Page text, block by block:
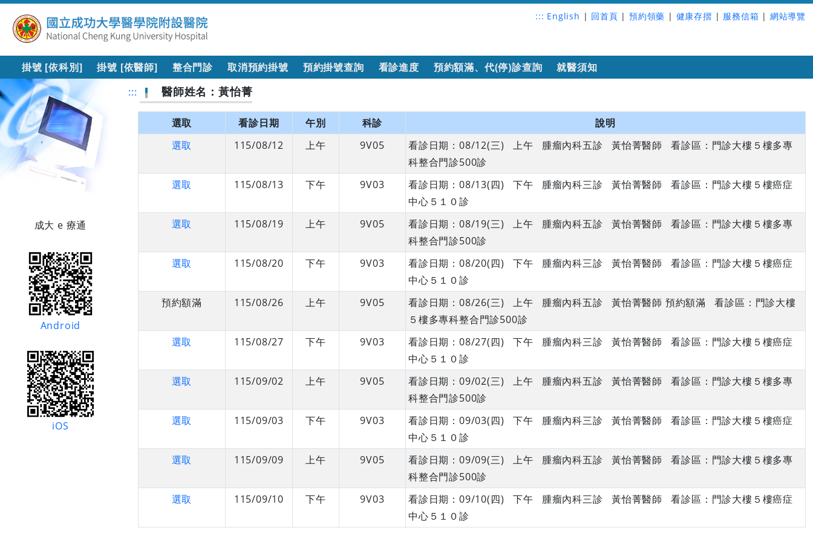
::: English | 回首頁 | 預約領藥 | 健康存摺 | 服務信箱 | 網站導覽
掛號 [依科別] 掛號 [依醫師] 整合門診 取消預約掛號 預約掛號查詢 看診進度 預約額滿、代(停)診查詢 就醫須知
成大 e 療通
Android
iOS
::: 醫師姓名：黃怡菁
選取 看診日期 午別 科診
說明
選取
115/08/12 上午 9V05
看診日期：08/12(三) 上午 腫瘤內科五診 黃怡菁醫師 看診區：門診大樓５樓多專
科整合門診500診
選取
115/08/13 下午 9V03
看診日期：08/13(四) 下午 腫瘤內科三診 黃怡菁醫師 看診區：門診大樓５樓癌症
中心５１０診
選取
115/08/19 上午 9V05
看診日期：08/19(三) 上午 腫瘤內科五診 黃怡菁醫師 看診區：門診大樓５樓多專
科整合門診500診
選取
115/08/20 下午 9V03
看診日期：08/20(四) 下午 腫瘤內科三診 黃怡菁醫師 看診區：門診大樓５樓癌症
中心５１０診
預約額滿
115/08/26 上午 9V05
看診日期：08/26(三) 上午 腫瘤內科五診 黃怡菁醫師 預約額滿 看診區：門診大樓
５樓多專科整合門診500診
選取
115/08/27 下午 9V03
看診日期：08/27(四) 下午 腫瘤內科三診 黃怡菁醫師 看診區：門診大樓５樓癌症
中心５１０診
選取
115/09/02 上午 9V05
看診日期：09/02(三) 上午 腫瘤內科五診 黃怡菁醫師 看診區：門診大樓５樓多專
科整合門診500診
選取
115/09/03 下午 9V03
看診日期：09/03(四) 下午 腫瘤內科三診 黃怡菁醫師 看診區：門診大樓５樓癌症
中心５１０診
選取
115/09/09 上午 9V05
看診日期：09/09(三) 上午 腫瘤內科五診 黃怡菁醫師 看診區：門診大樓５樓多專
科整合門診500診
選取
115/09/10 下午 9V03
看診日期：09/10(四) 下午 腫瘤內科三診 黃怡菁醫師 看診區：門診大樓５樓癌症
中心５１０診